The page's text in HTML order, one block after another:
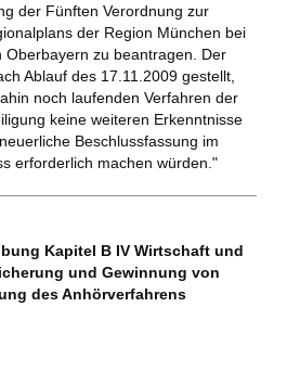
der Fünften Verordnung zur
der Region München bei
Oberbayern zu beantragen. Der
Ablauf des 17.11.2009 gestellt,
noch laufenden Verfahren der
keine weiteren Erkenntnisse
Beschlussfassung im
erforderlich machen würden."
Kapitel B IV Wirtschaft und
und Gewinnung von
des Anhörverfahrens